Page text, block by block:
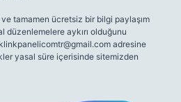
tamamen ücretsiz bir bilgi paylaşım
düzenlemelere aykırı olduğunu
adresine
yasal süre içerisinde sitemizden